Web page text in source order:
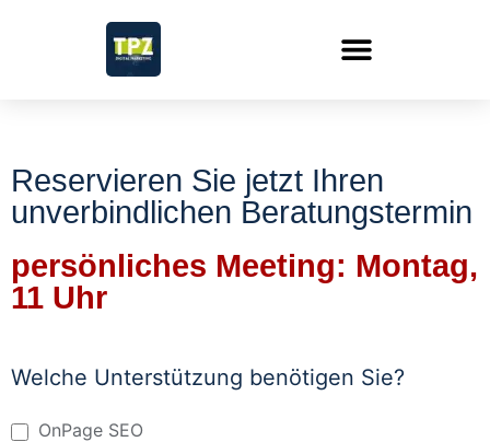
Reservieren Sie jetzt Ihren
unverbindlichen Beratungstermin
persönliches Meeting: Montag,
11 Uhr
SEO
Welche Unterstützung benötigen Sie?
OnPage SEO